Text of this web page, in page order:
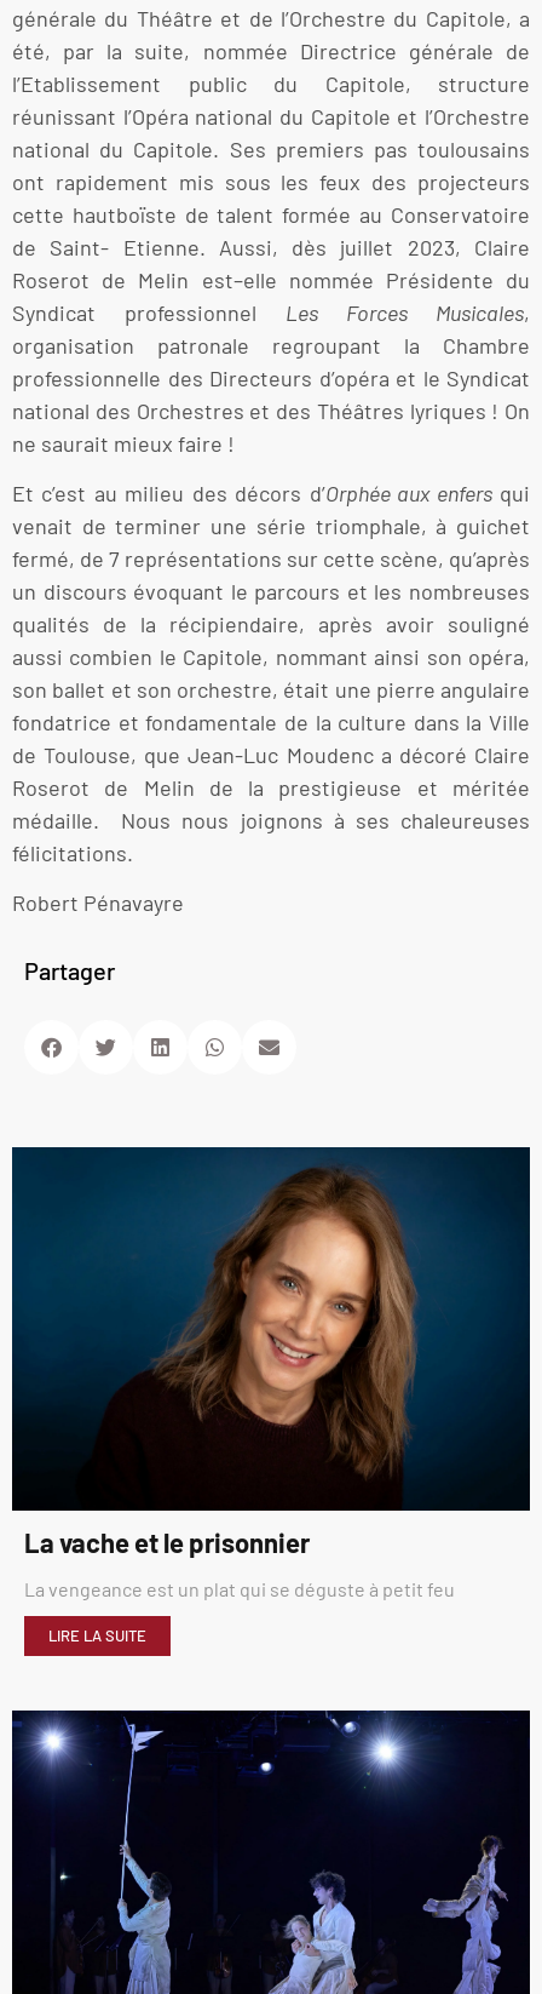
générale du Théâtre et de l’Orchestre du Capitole, a
été, par la suite, nommée Directrice générale de
l’Etablissement public du Capitole, structure
réunissant l’Opéra national du Capitole et l’Orchestre
national du Capitole. Ses premiers pas toulousains
ont rapidement mis sous les feux des projecteurs
cette hautboïste de talent formée au Conservatoire
de Saint- Etienne. Aussi, dès juillet 2023, Claire
Roserot de Melin est–elle nommée Présidente du
Syndicat professionnel Les Forces Musicales,
organisation patronale regroupant la Chambre
professionnelle des Directeurs d’opéra et le Syndicat
national des Orchestres et des Théâtres lyriques ! On
ne saurait mieux faire !
Et c’est au milieu des décors d’Orphée aux enfersqui
venait de terminer une série triomphale, à guichet
fermé, de 7 représentations sur cette scène, qu’après
un discours évoquant le parcours et les nombreuses
qualités de la récipiendaire, après avoir souligné
aussi combien le Capitole, nommant ainsi son opéra,
son ballet et son orchestre, était une pierre angulaire
fondatrice et fondamentale de la culture dans la Ville
de Toulouse, que Jean-Luc Moudenc a décoré Claire
Roserot de Melin de la prestigieuse et méritée
médaille. Nous nous joignons à ses chaleureuses
félicitations.
Robert Pénavayre
Partager
La vache et le prisonnier
La vengeance est un plat qui se déguste à petit feu
LIRE LA SUITE